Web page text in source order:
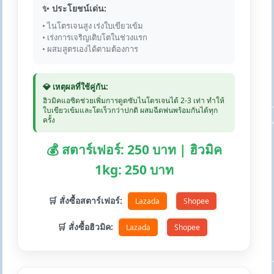
✨ ประโยชน์เด่น:
• ไนโตรเจนสูง เร่งใบเขียวเข้ม
• เร่งการเจริญเติบโตในช่วงแรก
• ผสมสูตรเองได้ตามต้องการ
💎 เหตุผลที่ใช้คู่กัน:
ฮิวมิคแอซิดช่วยเพิ่มการดูดซับไนโตรเจนได้ 2-3 เท่า ทำให้
ใบเขียวเข้มและโตเร็วกว่าปกติ ผสมฉีดพ่นพร้อมกันได้ทุก
ครั้ง
💰 สตาร์เฟอร์: 250 บาท | ฮิวมิค
1kg: 250 บาท
🛒 สั่งซื้อสตาร์เฟอร์: Lazada Shopee
🛒 สั่งซื้อฮิวมิค: Lazada Shopee